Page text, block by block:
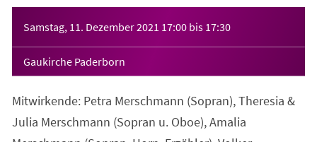
Samstag, 11. Dezember 2021 17:00 bis 17:30
Gaukirche Paderborn
Mitwirkende: Petra Merschmann (Sopran), Theresia &
Julia Merschmann (Sopran u. Oboe), Amalia